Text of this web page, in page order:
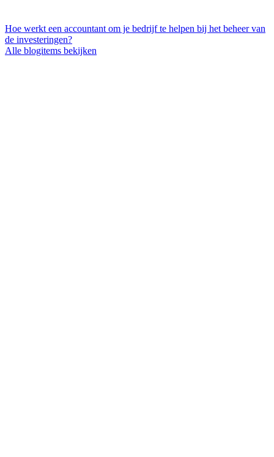
Hoe werkt een accountant om je bedrijf te helpen bij het beheer van
de investeringen?
Alle blogitems bekijken